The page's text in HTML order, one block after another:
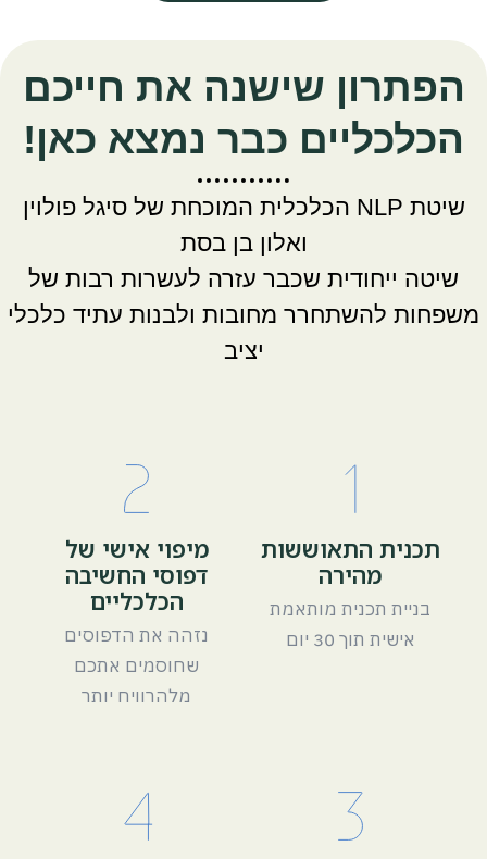
הפתרון שישנה את חייכם
הכלכליים כבר נמצא כאן!
שיטת NLP הכלכלית המוכחת של סיגל פולוין
ואלון בן בסת
שיטה ייחודית שכבר עזרה לעשרות רבות של
משפחות להשתחרר מחובות ולבנות עתיד כלכלי
יציב
תכנית התאוששות
מהירה
בניית תכנית מותאמת
אישית תוך 30 יום
מיפוי אישי של
דפוסי החשיבה
הכלכליים
נזהה את הדפוסים
שחוסמים אתכם
מלהרוויח יותר